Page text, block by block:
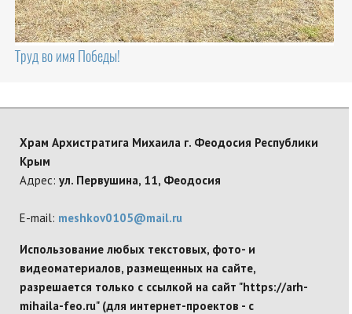
Труд во имя Победы!
Храм Архистратига Михаила г. Феодосия Республики
Крым
Адрес: ул. Первушина, 11, Феодосия
E-mail: meshkov0105@mail.ru
Использование любых текстовых, фото- и
видеоматериалов, размещенных на сайте,
разрешается только с ссылкой на сайт "https://arh-
mihaila-feo.ru" (для интернет-проектов - с